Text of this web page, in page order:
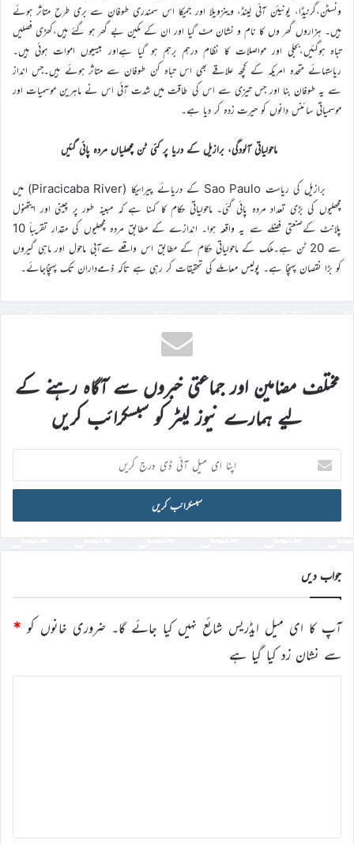
ونسٹن،گرنیڈا، یونیئن آئی لینڈ، وینزویلا اور جمیکا اس سمندری طوفان سے بری طرح متاثر ہوئے
ہیں۔ ہزاروں گھر وں کا نام و نشان مٹ گیا اور ان کے مکین بے گھر ہو گئے ہیں،کھڑی فصلیں
تباہ ہوگئیں،بجلی اور مواصلات کا نظام درہم برہم ہو گیا ہےاور بیسیوں اموات ہوئی ہیں۔
ریاستہائے متحدہ امریکہ کے کچھ علاقے بھی اس تباہ کن طوفان سے متاثر ہوئے ہیں۔جس انداز
سے یہ طوفان بنا اور جس تیزی سے اس کی طاقت میں شدت آئی اس نے ماہرین موسمیات اور
موسمیاتی سائنس دانوں کو حیرت زدہ کر دیا ہے۔
ماحولیاتی آلودگی، برازیل کے دریا پر کئی ٹن مچھلیاں مردہ پائی گئیں
برازیل کی ریاست Sao Paulo کے دریائے پیراسیکا (Piracicaba River) میں
مچھلیوں کی بڑی تعداد مردہ پائی گئی۔ ماحولیاتی حکام کا کہنا ہے کہ مبینہ طور پر چینی اور ایتھنول
پلانٹ کےصنعتی فضلے سے یہ واقعہ ہوا۔ اندازے کے مطابق مردہ مچھلیوں کی مقدار تقریباً 10
سے 20 ٹن ہے۔ملک کے ماحولیاتی حکام کے مطابق اس واقعے سےآبی ماحول اور ماہی گیروں
کو بڑا نقصان پہنچا ہے۔ پولیس معاملے کی تحقیقات کر رہی ہے تاکہ ذمےداران تک پہنچاجائے۔
مختلف مضامین اور جماعتی خبروں سے آگاہ رہنے کے
لیے ہمارے نیوز لیٹر کو سبسکرائب کریں
اپنا
ای
میل
ڈی
درج
کریں
جواب دیں
آپ کا ای میل ایڈریس شائع نہیں کیا جائے گا۔ ضروری خانوں کو *
سے نشان زد کیا گیا ہے